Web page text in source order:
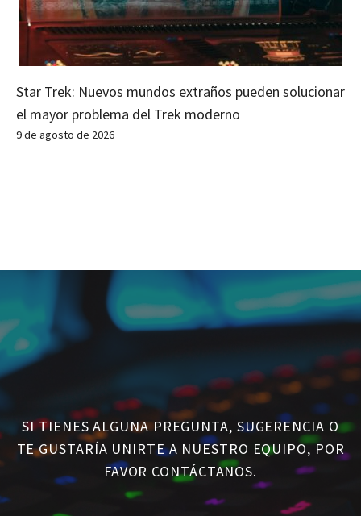
Star Trek: Nuevos mundos extraños pueden solucionar
el mayor problema del Trek moderno
9 de agosto de 2026
SI TIENES ALGUNA PREGUNTA, SUGERENCIA O
TE GUSTARÍA UNIRTE A NUESTRO EQUIPO, POR
FAVOR CONTÁCTANOS.